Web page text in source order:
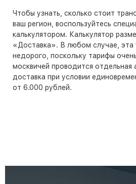
Чтобы узнать, сколько стоит
ваш регион, воспользуйтесь
калькулятором. Калькулятор
«Доставка». В любом случае, эта
недорого, поскольку тарифы
москвичей проводится отдельная
доставка при условии
от 6.000 рублей.